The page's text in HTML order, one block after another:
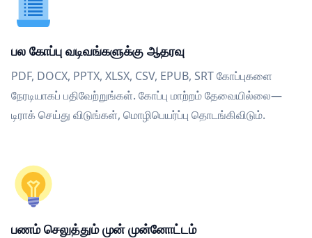
பல கோப்பு வடிவங்களுக்கு ஆதரவு
PDF, DOCX, PPTX, XLSX, CSV, EPUB, SRT கோப்புகளை
நேரடியாகப் பதிவேற்றுங்கள். கோப்பு மாற்றம் தேவையில்லை—
டிராக் செய்து விடுங்கள், மொழிபெயர்ப்பு தொடங்கிவிடும்.
பணம் செலுத்தும் முன் முன்னோட்டம்